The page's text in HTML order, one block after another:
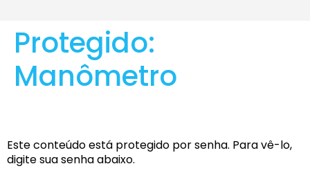
Protegido:
Manômetro
Este conteúdo está protegido por senha. Para vê-lo,
digite sua senha abaixo.